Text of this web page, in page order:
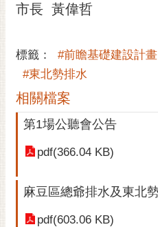
日
語
私
權
政
市長 黃偉哲
標籤： #前瞻基礎建設計畫
#東北勢排水
相關檔案
第1場公聽會公告
pdf(366.04 KB)
pdf(603.06 KB)